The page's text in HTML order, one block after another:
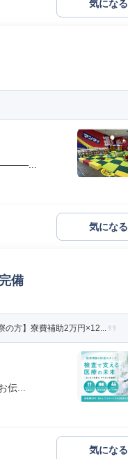
気になる
気になる
備
の方】寮費補助2万円×12...
伝...
気になる